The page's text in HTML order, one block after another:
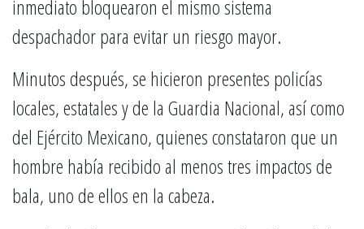
inmediato bloquearon el mismo sistema
despachador para evitar un riesgo mayor.
Minutos después, se hicieron presentes policías
locales, estatales y de la Guardia Nacional, así como
del Ejército Mexicano, quienes constataron que un
hombre había recibido al menos tres impactos de
bala, uno de ellos en la cabeza.